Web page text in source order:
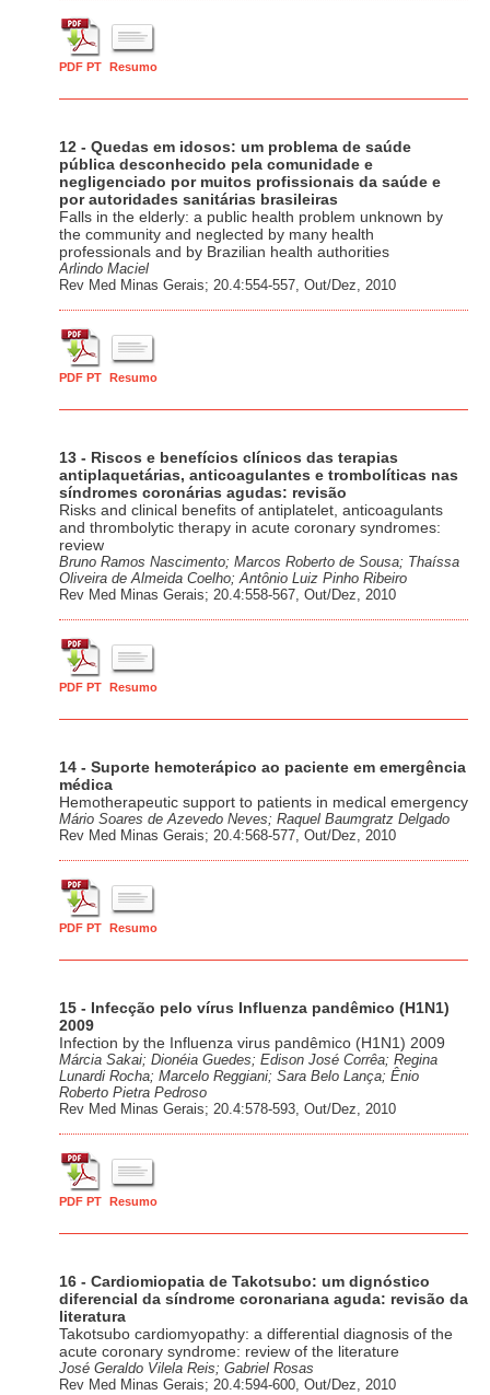
PDF PT Resumo
12 - Quedas em idosos: um problema de saúde
pública desconhecido pela comunidade e
negligenciado por muitos profissionais da saúde e
por autoridades sanitárias brasileiras
Falls in the elderly: a public health problem unknown by
the community and neglected by many health
professionals and by Brazilian health authorities
Arlindo Maciel
Rev Med Minas Gerais; 20.4:554-557, Out/Dez, 2010
PDF PT Resumo
13 - Riscos e benefícios clínicos das terapias
antiplaquetárias, anticoagulantes e trombolíticas nas
síndromes coronárias agudas: revisão
Risks and clinical benefits of antiplatelet, anticoagulants
and thrombolytic therapy in acute coronary syndromes:
review
Bruno Ramos Nascimento; Marcos Roberto de Sousa; Thaíssa
Oliveira de Almeida Coelho; Antônio Luiz Pinho Ribeiro
Rev Med Minas Gerais; 20.4:558-567, Out/Dez, 2010
PDF PT Resumo
14 - Suporte hemoterápico ao paciente em emergência
médica
Hemotherapeutic support to patients in medical emergency
Mário Soares de Azevedo Neves; Raquel Baumgratz Delgado
Rev Med Minas Gerais; 20.4:568-577, Out/Dez, 2010
PDF PT Resumo
15 - Infecção pelo vírus Influenza pandêmico (H1N1)
2009
Infection by the Influenza virus pandêmico (H1N1) 2009
Márcia Sakai; Dionéia Guedes; Edison José Corrêa; Regina
Lunardi Rocha; Marcelo Reggiani; Sara Belo Lança; Ênio
Roberto Pietra Pedroso
Rev Med Minas Gerais; 20.4:578-593, Out/Dez, 2010
PDF PT Resumo
16 - Cardiomiopatia de Takotsubo: um dignóstico
diferencial da síndrome coronariana aguda: revisão da
literatura
Takotsubo cardiomyopathy: a differential diagnosis of the
acute coronary syndrome: review of the literature
José Geraldo Vilela Reis; Gabriel Rosas
Rev Med Minas Gerais; 20.4:594-600, Out/Dez, 2010